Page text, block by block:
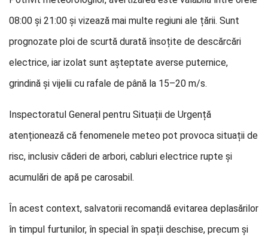
08:00 și 21:00 și vizează mai multe regiuni ale țării. Sunt
prognozate ploi de scurtă durată însoțite de descărcări
electrice, iar izolat sunt așteptate averse puternice,
grindină și vijelii cu rafale de până la 15–20 m/s.
Inspectoratul General pentru Situații de Urgență
atenționează că fenomenele meteo pot provoca situații de
risc, inclusiv căderi de arbori, cabluri electrice rupte și
acumulări de apă pe carosabil.
În acest context, salvatorii recomandă evitarea deplasărilor
în timpul furtunilor, în special în spații deschise, precum și